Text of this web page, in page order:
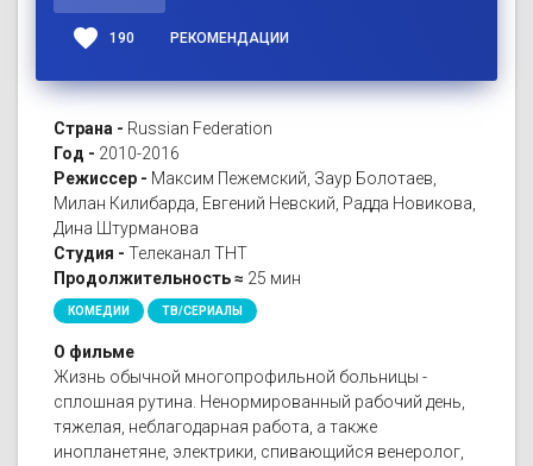
favorite 190 РЕКОМЕНДАЦИИ
Страна - Russian Federation
Год - 2010-2016
Режиссер - Максим Пежемский, Заур Болотаев,
Милан Килибарда, Евгений Невский, Радда Новикова,
Дина Штурманова
Студия - Телеканал ТНТ
Продолжительность ≈ 25 мин
КОМЕДИИ ТВ/СЕРИАЛЫ
О фильме
Жизнь обычной многопрофильной больницы -
сплошная рутина. Ненормированный рабочий день,
тяжелая, неблагодарная работа, а также
инопланетяне, электрики, спивающийся венеролог,